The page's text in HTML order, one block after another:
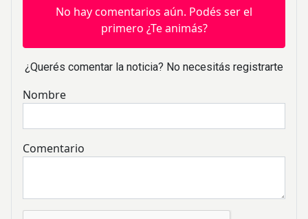
No hay comentarios aún. Podés ser el
primero ¿Te animás?
¿Querés comentar la noticia? No necesitás registrarte
Nombre
Comentario